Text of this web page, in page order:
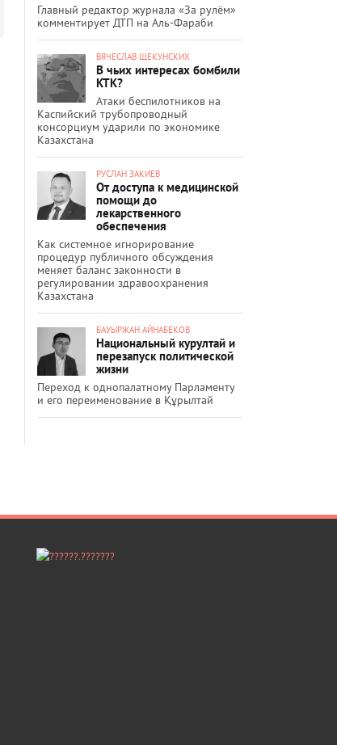
Главный редактор журнала «За рулём»
комментирует ДТП на Аль-Фараби
ВЯЧЕСЛАВ ЩЕКУНСКИХ
В чьих интересах бомбили
КТК?
Атаки беспилотников на
Каспийский трубопроводный
консорциум ударили по экономике
Казахстана
РУСЛАН ЗАКИЕВ
От доступа к медицинской
помощи до
лекарственного
обеспечения
Как системное игнорирование
процедур публичного обсуждения
меняет баланс законности в
регулировании здравоохранения
Казахстана
БАУЫРЖАН АЙНАБЕКОВ
Национальный курултай и
перезапуск политической
жизни
Переход к однопалатному Парламенту
и его переименование в Құрылтай